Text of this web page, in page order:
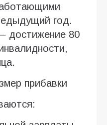
год.
достижение 80
прибавки